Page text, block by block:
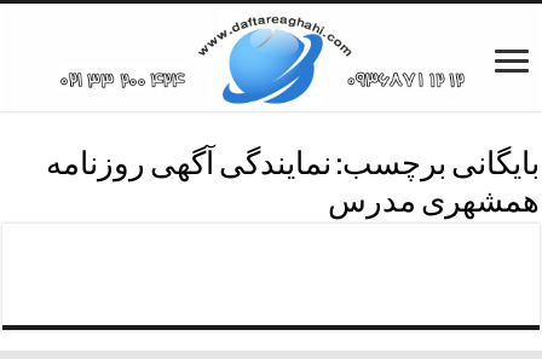
بایگانی برچسب: نمایندگی آگهی روزنامه
همشهری مدرس